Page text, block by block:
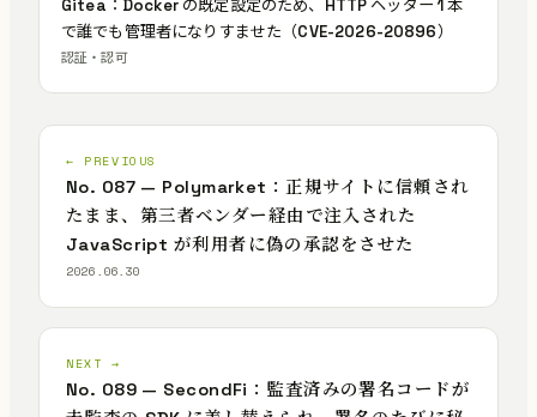
Gitea：Docker の既定設定のため、HTTP ヘッダー 1 本
で誰でも管理者になりすませた（CVE-2026-20896）
認証・認可
← PREVIOUS
No. 087 — Polymarket：正規サイトに信頼され
たまま、第三者ベンダー経由で注入された
JavaScript が利用者に偽の承認をさせた
2026.06.30
NEXT →
No. 089 — SecondFi：監査済みの署名コードが